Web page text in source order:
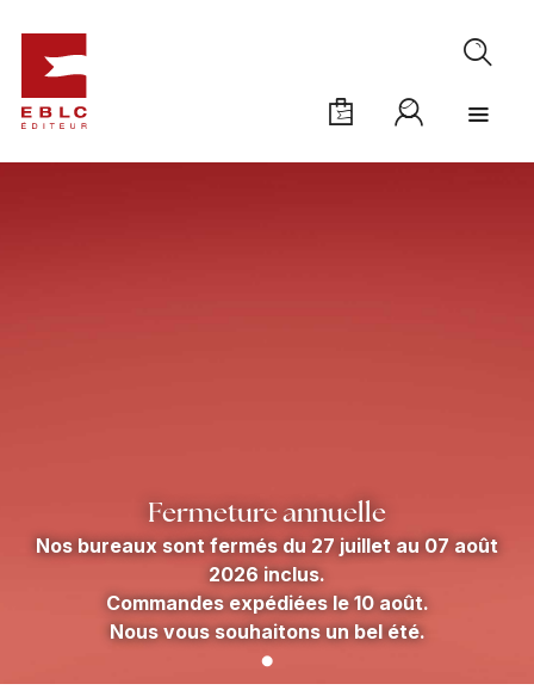
Fermeture annuelle
Nos bureaux sont fermés du 27 juillet au 07 août
2026 inclus.
Commandes expédiées le 10 août.
Nous vous souhaitons un bel été.